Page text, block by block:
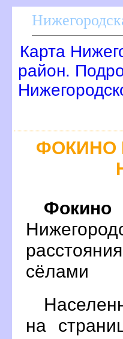
Карта
район.
ФОКИНО
Фокино
сёлами
на